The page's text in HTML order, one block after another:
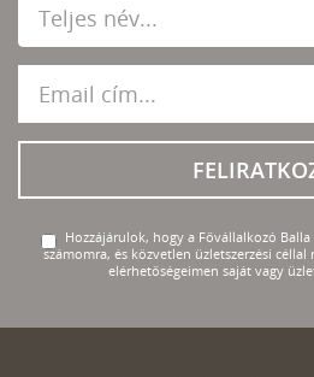
Hozzájárulok, hogy a Fővállalkozó
számomra, és közvetlen üzletszerzési
elérhetőségeimen saját vagy